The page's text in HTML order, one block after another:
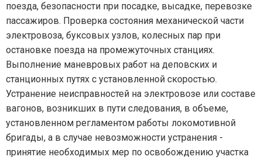
поезда, безопасности при посадке, высадке, перевозке
пассажиров. Проверка состояния механической части
электровоза, буксовых узлов, колесных пар при
остановке поезда на промежуточных станциях.
Выполнение маневровых работ на деповских и
станционных путях с установленной скоростью.
Устранение неисправностей на электровозе или составе
вагонов, возникших в пути следования, в объеме,
установленном регламентом работы локомотивной
бригады, а в случае невозможности устранения -
принятие необходимых мер по освобождению участка